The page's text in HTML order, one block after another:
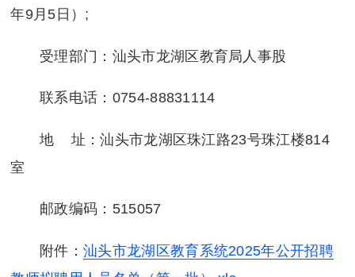
年9月5日）;
受理部门：汕头市龙湖区教育局人事股
联系电话：0754-88831114
地 址：汕头市龙湖区珠江路23号珠江楼814
室
邮政编码：515057
附件：汕头市龙湖区教育系统2025年公开招聘